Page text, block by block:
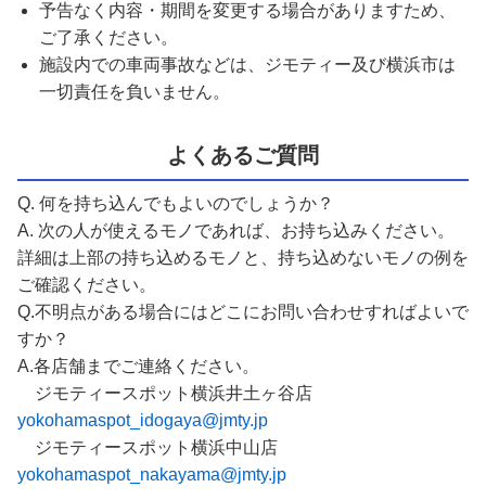
予告なく内容・期間を変更する場合がありますため、
ご了承ください。
施設内での車両事故などは、ジモティー及び横浜市は
一切責任を負いません。
よくあるご質問
Q. 何を持ち込んでもよいのでしょうか？
A. 次の人が使えるモノであれば、お持ち込みください。
詳細は上部の持ち込めるモノと、持ち込めないモノの例を
ご確認ください。
Q.不明点がある場合にはどこにお問い合わせすればよいで
すか？
A.各店舗までご連絡ください。
ジモティースポット横浜井土ヶ谷店
yokohamaspot_idogaya@jmty.jp
ジモティースポット横浜中山店
yokohamaspot_nakayama@jmty.jp